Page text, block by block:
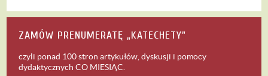
ZAMÓW PRENUMERATĘ „KATECHETY”
czyli ponad 100 stron artykułów, dyskusji i pomocy
dydaktycznychCO MIESIĄC